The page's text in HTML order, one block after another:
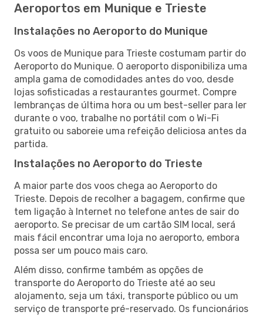
Aeroportos em Munique e Trieste
Instalações no Aeroporto do Munique
Os voos de Munique para Trieste costumam partir do
Aeroporto do Munique. O aeroporto disponibiliza uma
ampla gama de comodidades antes do voo, desde
lojas sofisticadas a restaurantes gourmet. Compre
lembranças de última hora ou um best-seller para ler
durante o voo, trabalhe no portátil com o Wi-Fi
gratuito ou saboreie uma refeição deliciosa antes da
partida.
Instalações no Aeroporto do Trieste
A maior parte dos voos chega ao Aeroporto do
Trieste. Depois de recolher a bagagem, confirme que
tem ligação à Internet no telefone antes de sair do
aeroporto. Se precisar de um cartão SIM local, será
mais fácil encontrar uma loja no aeroporto, embora
possa ser um pouco mais caro.
Além disso, confirme também as opções de
transporte do Aeroporto do Trieste até ao seu
alojamento, seja um táxi, transporte público ou um
serviço de transporte pré-reservado. Os funcionários